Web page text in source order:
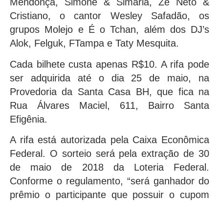
Cristiano, o cantor Wesley Safadão, os
grupos Molejo e É o Tchan, além dos DJ’s
Alok, Felguk, FTampa e Taty Mesquita.
Cada bilhete custa apenas R$10. A rifa pode
ser adquirida até o dia 25 de maio, na
Provedoria da Santa Casa BH, que fica na
Rua Álvares Maciel, 611, Bairro Santa
Efigênia.
A rifa está autorizada pela Caixa Econômica
Federal. O sorteio será pela extração de 30
de maio de 2018 da Loteria Federal.
Conforme o regulamento, “será ganhador do
prêmio o participante que possuir o cupom